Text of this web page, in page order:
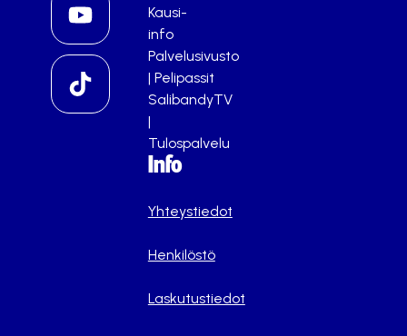
Kausi-
info
Palvelusivusto
| Pelipassit
SalibandyTV
|
Tulospalvelu
Info
Yhteystiedot
Henkilöstö
Laskutustiedot